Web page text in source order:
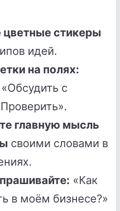
цветные стикеры
идей.
на полях:
с
главную мысль
своими словами в
«Как
в моём бизнесе?»